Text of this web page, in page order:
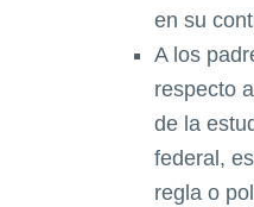
en su
A los
respecto
de la
federal,
regla o